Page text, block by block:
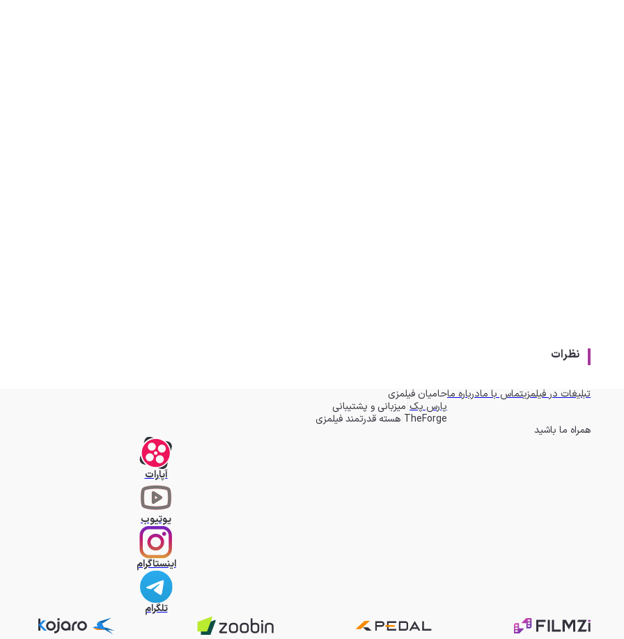
نظرات
تبلیغات در فیلمزیتماس با مادرباره ماحامیان فیلمزی
پارس پک میزبانی و پشتیبانی
TheForge هسته قدرتمند فیلمزی
همراه ما باشید
آپارات
یوتیوب
اینستاگرام
تلگرام